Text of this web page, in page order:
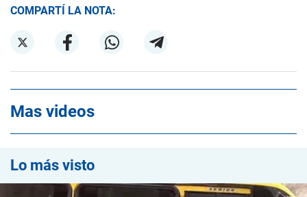
COMPARTÍ LA NOTA:
Mas videos
Lo más visto